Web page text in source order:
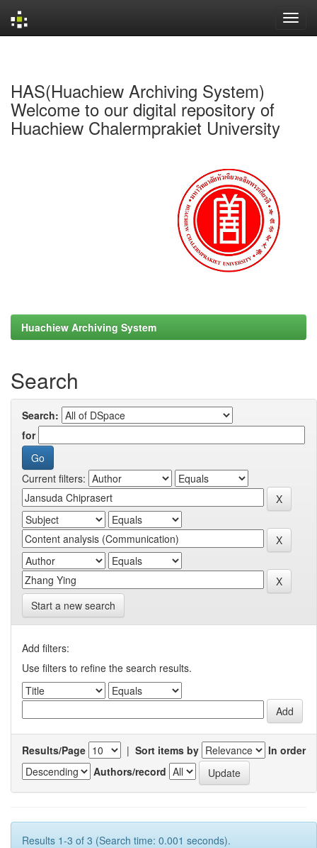
HAS(Huachiew Archiving System)
Welcome to our digital repository of
Huachiew Chalermprakiet University
Huachiew Archiving System
Search
Search:
for
Current filters:
Start a new search
Add filters:
Use filters to refine the search results.
Results/Page | Sort items by
In order
Authors/record
Results 1-3 of 3 (Search time: 0.001 seconds).